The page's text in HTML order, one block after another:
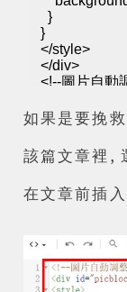
如果是要挽
該篇文章裡,
在文章前插